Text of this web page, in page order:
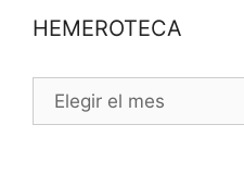
HEMEROTECA
HEMEROTECA